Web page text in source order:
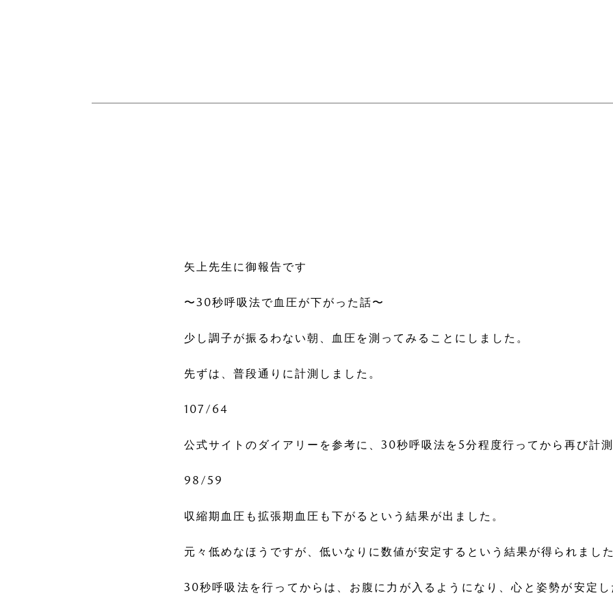
矢上先生に御報告です
〜30秒呼吸法で血圧が下がった話〜
少し調子が振るわない朝、血圧を測ってみることにしました。
先ずは、普段通りに計測しました。
107/64
公式サイトのダイアリーを参考に、30秒呼吸法を5分程度行ってから再び計測
98/59
収縮期血圧も拡張期血圧も下がるという結果が出ました。
元々低めなほうですが、低いなりに数値が安定するという結果が得られました
30秒呼吸法を行ってからは、お腹に力が入るようになり、心と姿勢が安定